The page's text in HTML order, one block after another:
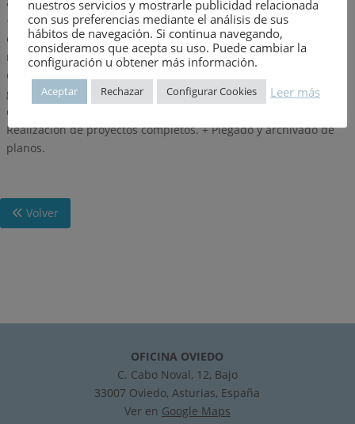
+ Planos acotados. + Perspectiva axonométrica. + Perspectiva
caballera. + Perspectiva cónica. + Normas UNE, DIN y
recomendaciones ISO utilizadas en los proyectos de
construcción. + Distribución de viviendas y locales. Plantas en
general. + Dimensiones y distribución de los elementos más
comunes. + Instalaciones: eléctricas, agua y calefacción. +
Realización de proyectos completos. + Plegado y archivado de
planos.
Volver
OFICINA OVIEDO
C. Cabo Noval, 12, Bajo
33007 Oviedo, Asturias, España
Ver en Google Maps
nuestros servicios y mostrarle publicidad relacionada
con sus preferencias mediante el análisis de sus
hábitos de navegación. Si continua navegando,
consideramos que acepta su uso. Puede cambiar la
configuración u obtener más información.
Aceptar Rechazar Configurar Cookies Leer más